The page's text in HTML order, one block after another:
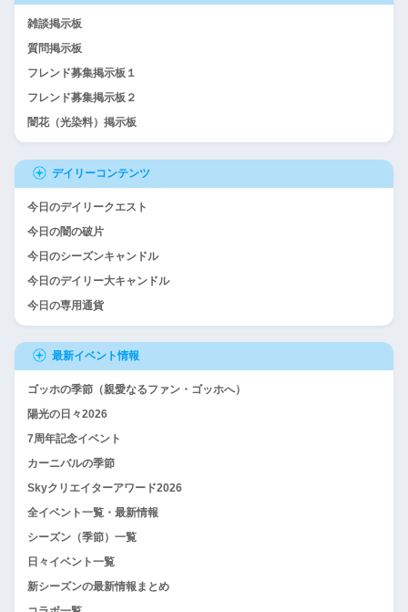
雑談掲示板
質問掲示板
フレンド募集掲示板１
フレンド募集掲示板２
闇花（光染料）掲示板
デイリーコンテンツ
今日のデイリークエスト
今日の闇の破片
今日のシーズンキャンドル
今日のデイリー大キャンドル
今日の専用通貨
最新イベント情報
ゴッホの季節（親愛なるファン・ゴッホへ）
陽光の日々2026
7周年記念イベント
カーニバルの季節
Skyクリエイターアワード2026
全イベント一覧・最新情報
シーズン（季節）一覧
日々イベント一覧
新シーズンの最新情報まとめ